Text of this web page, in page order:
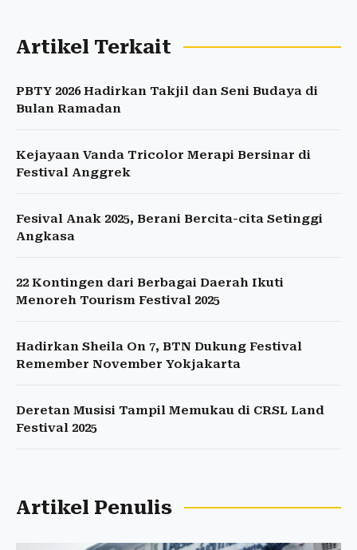
Artikel Terkait
PBTY 2026 Hadirkan Takjil dan Seni Budaya di
Bulan Ramadan
Kejayaan Vanda Tricolor Merapi Bersinar di
Festival Anggrek
Fesival Anak 2025, Berani Bercita-cita Setinggi
Angkasa
22 Kontingen dari Berbagai Daerah Ikuti
Menoreh Tourism Festival 2025
Hadirkan Sheila On 7, BTN Dukung Festival
Remember November Yokjakarta
Deretan Musisi Tampil Memukau di CRSL Land
Festival 2025
Artikel Penulis